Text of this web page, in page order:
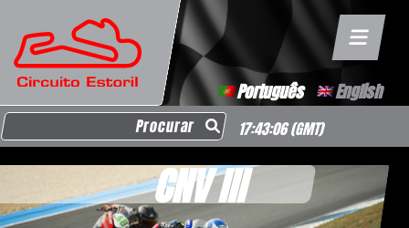
Português English
Search for: 17:43:07(GMT)
CNV III